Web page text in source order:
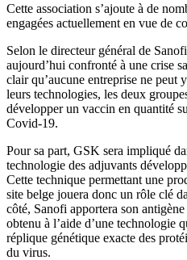
Cette association s’ajoute à de
engagées actuellement en vue de
Selon le directeur général de
aujourd’hui confronté à une crise
clair qu’aucune entreprise ne peut
leurs technologies, les deux
développer un vaccin en quantité
Covid-19.
Pour sa part, GSK sera impliqué
technologie des adjuvants
Cette technique permettant une
site belge jouera donc un rôle clé
côté, Sanofi apportera son
obtenu à l’aide d’une technologie
réplique génétique exacte des
du virus.